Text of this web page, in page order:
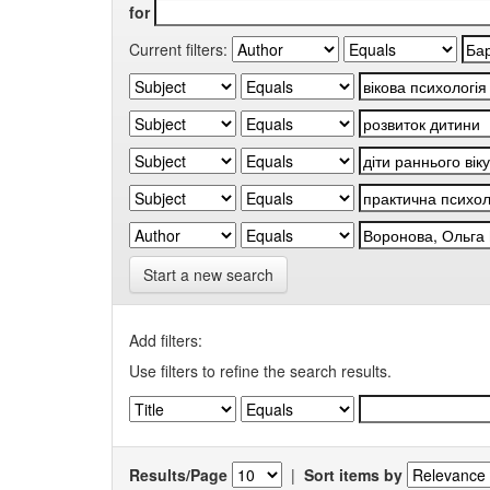
for
Current filters:
Start a new search
Add filters:
Use filters to refine the search results.
Results/Page | Sort items by